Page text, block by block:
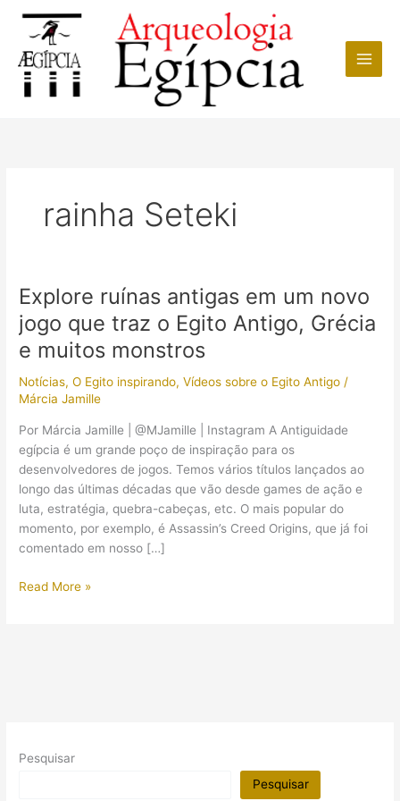
conteúdo
rainha Seteki
Explore ruínas antigas em um novo
jogo que traz o Egito Antigo, Grécia
e muitos monstros
Notícias,O Egito inspirando,Vídeos sobre o Egito Antigo /
Márcia Jamille
Por Márcia Jamille | @MJamille | Instagram A Antiguidade
egípcia é um grande poço de inspiração para os
desenvolvedores de jogos. Temos vários títulos lançados ao
longo das últimas décadas que vão desde games de ação e
luta, estratégia, quebra-cabeças, etc. O mais popular do
momento, por exemplo, é Assassin’s Creed Origins, que já foi
comentado em nosso […]
Explore
o
Read More »
Pesquisar
Pesquisar